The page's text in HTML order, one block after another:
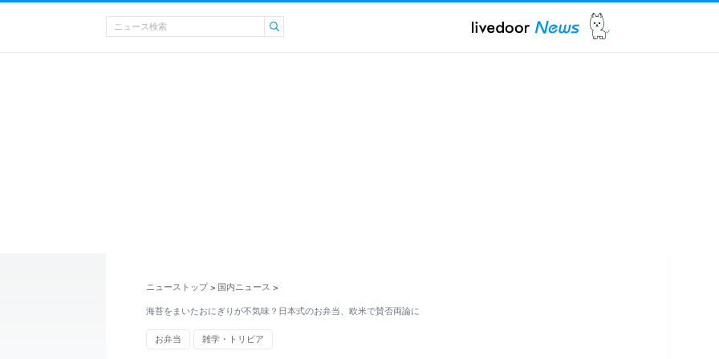
ニューストップ > 国内ニュース >
海苔をまいたおにぎりが不気味？日本式のお弁当、欧米で賛否両論に
お弁当 雑学・トリビア